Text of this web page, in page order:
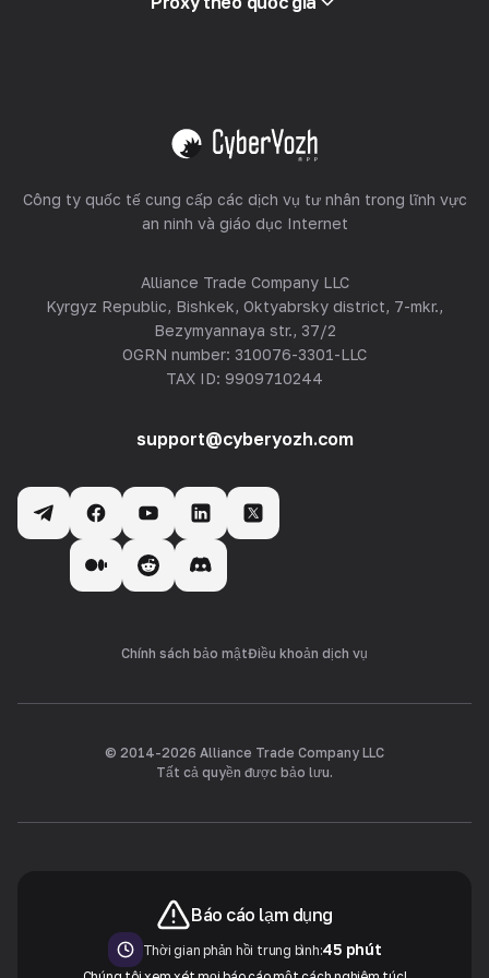
Bán lại
Xem tất cả
Công ty quốc tế cung cấp các dịch vụ tư nhân trong lĩnh vực
an ninh và giáo dục Internet
Alliance Trade Company LLC
Kyrgyz Republic, Bishkek, Oktyabrsky district, 7-mkr.,
Bezymyannaya str., 37/2
OGRN number: 310076-3301-LLC
TAX ID: 9909710244
support@cyberyozh.com
Chính sách bảo mậtĐiều khoản dịch vụ
© 2014-2026 Alliance Trade Company LLC
Tất cả quyền được bảo lưu.
Báo cáo lạm dụng
Thời gian phản hồi trung bình:45 phút